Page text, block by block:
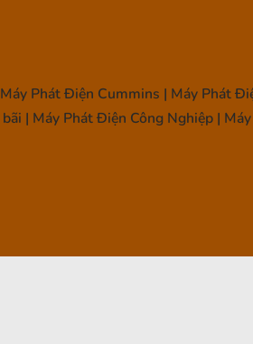
Máy Phát Điện Cummins | Máy Phát
bãi | Máy Phát Điện Công Nghiệp |